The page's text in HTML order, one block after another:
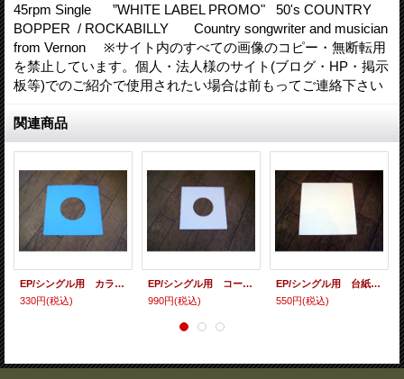
45rpm Single ”WHITE LABEL PROMO" 50's COUNTRY
BOPPER / ROCKABILLY Country songwriter and musician
from Vernon ※サイト内のすべての画像のコピー・無断転用
を禁止しています。個人・法人様のサイト(ブログ・HP・掲示
板等)でのご紹介で使用されたい場合は前もってご連絡下さい
関連商品
EP/シングル用 カラースリーヴ（全4色） 5枚セット
330円(税込)
EP/シングル用 コート紙丸穴ジャケ 白 10 copies set / １０枚セット
990円(税込)
EP/シングル用 台紙 10枚セット
550円(税込)